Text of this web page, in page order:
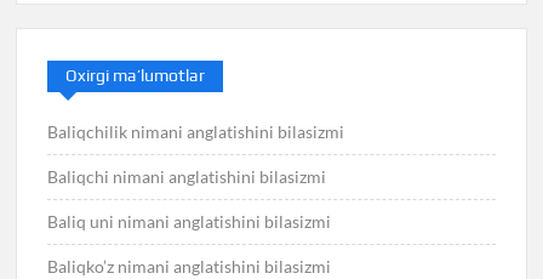
Oxirgi ma’lumotlar
Baliqchilik nimani anglatishini bilasizmi
Baliqchi nimani anglatishini bilasizmi
Baliq uni nimani anglatishini bilasizmi
Baliqko’z nimani anglatishini bilasizmi